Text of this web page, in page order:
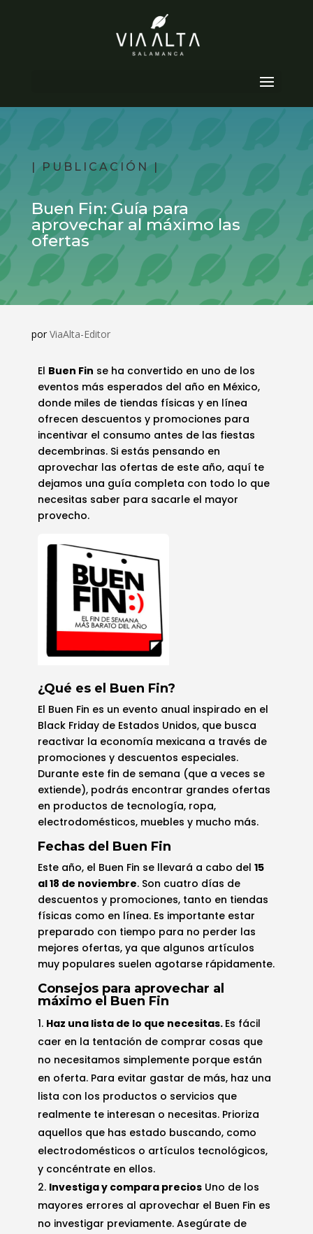
| PUBLICACIÓN |
Buen Fin: Guía para
aprovechar al máximo las
ofertas
por ViaAlta-Editor
El Buen Fin se ha convertido en uno de los
eventos más esperados del año en México,
donde miles de tiendas físicas y en línea
ofrecen descuentos y promociones para
incentivar el consumo antes de las fiestas
decembrinas. Si estás pensando en
aprovechar las ofertas de este año, aquí te
dejamos una guía completa con todo lo que
necesitas saber para sacarle el mayor
provecho.
¿Qué es el Buen Fin?
El Buen Fin es un evento anual inspirado en el
Black Friday de Estados Unidos, que busca
reactivar la economía mexicana a través de
promociones y descuentos especiales.
Durante este fin de semana (que a veces se
extiende), podrás encontrar grandes ofertas
en productos de tecnología, ropa,
electrodomésticos, muebles y mucho más.
Fechas del Buen Fin
Este año, el Buen Fin se llevará a cabo del 15
al 18 de noviembre. Son cuatro días de
descuentos y promociones, tanto en tiendas
físicas como en línea. Es importante estar
preparado con tiempo para no perder las
mejores ofertas, ya que algunos artículos
muy populares suelen agotarse rápidamente.
Consejos para aprovechar al
máximo el Buen Fin
Haz una lista de lo que necesitas. Es fácil
caer en la tentación de comprar cosas que
no necesitamos simplemente porque están
en oferta. Para evitar gastar de más, haz una
lista con los productos o servicios que
realmente te interesan o necesitas. Prioriza
aquellos que has estado buscando, como
electrodomésticos o artículos tecnológicos,
y concéntrate en ellos.
Investiga y compara preciosUno de los
mayores errores al aprovechar el Buen Fin es
no investigar previamente. Asegúrate de